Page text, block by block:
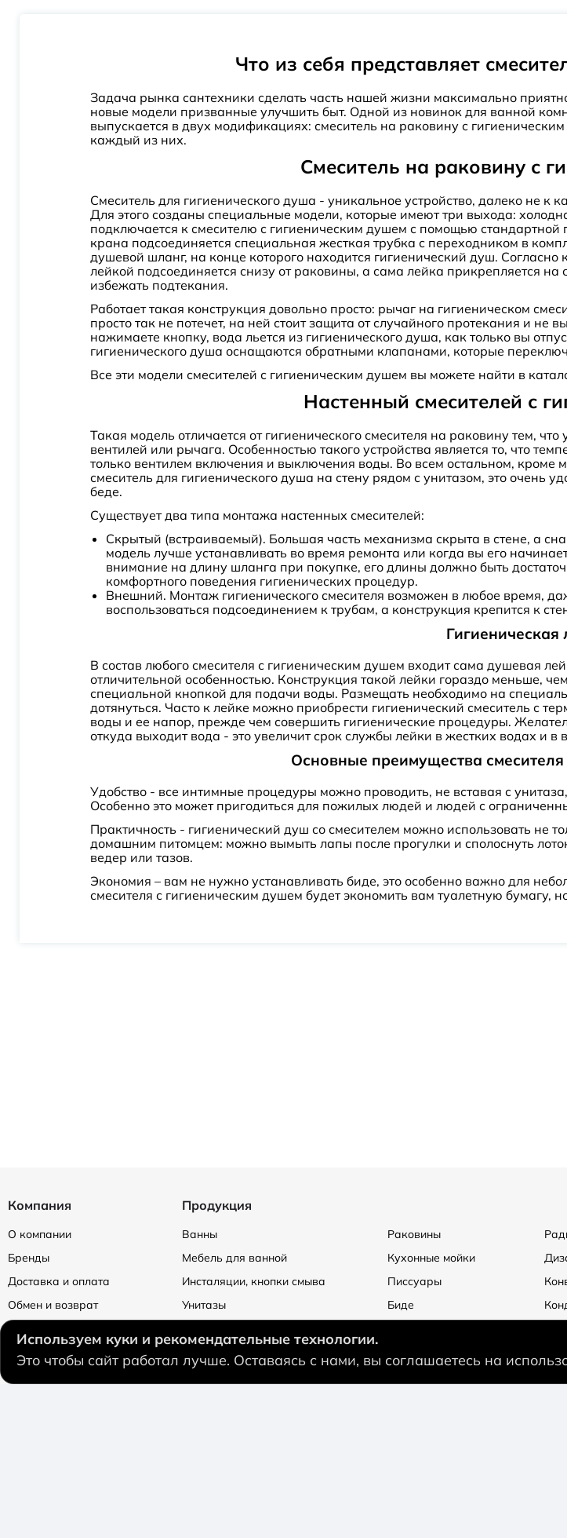
Idealspray
Plus Advance
Plus Grace
Plus Strike
RS27
RS29
RS45
Rund
S
Saale
Что из себя представляет
Задача рынка сантехники сделать часть нашей жизни максимально
новые модели призванные улучшить быт. Одной из новинок для ванной
выпускается в двух модификациях: смеситель на раковину с
каждый из них.
Смеситель на раковину с
Смеситель для гигиенического душа - уникальное устройство, далеко не
Для этого созданы специальные модели, которые имеют три выхода:
подключается к смесителю с гигиеническим душем с помощью
крана подсоединяется специальная жесткая трубка с переходником в
душевой шланг, на конце которого находится гигиенический душ.
лейкой подсоединяется снизу от раковины, а сама лейка прикрепляется
избежать подтекания.
Работает такая конструкция довольно просто: рычаг на гигиеническом
просто так не потечет, на ней стоит защита от случайного протекания и
нажимаете кнопку, вода льется из гигиенического душа, как только вы
гигиенического душа оснащаются обратными клапанами, которые
Все эти модели смесителей с гигиеническим душем вы можете найти в
Настенный смесителей с
Такая модель отличается от гигиенического смесителя на раковину тем,
вентилей или рычага. Особенностью такого устройства является то, что
только вентилем включения и выключения воды. Во всем остальном,
смеситель для гигиенического душа на стену рядом с унитазом, это очень
беде.
Существует два типа монтажа настенных смесителей:
Скрытый (встраиваемый). Большая часть механизма скрыта в стене, а
модель лучше устанавливать во время ремонта или когда вы его
внимание на длину шланга при покупке, его длины должно быть
комфортного поведения гигиенических процедур.
Внешний. Монтаж гигиенического смесителя возможен в любое время,
воспользоваться подсоединением к трубам, а конструкция крепится к
Гигиеническая
В состав любого смесителя с гигиеническим душем входит сама душевая
отличительной особенностью. Конструкция такой лейки гораздо меньше,
специальной кнопкой для подачи воды. Размещать необходимо на
дотянуться. Часто к лейке можно приобрести гигиенический смеситель с
воды и ее напор, прежде чем совершить гигиенические процедуры.
откуда выходит вода - это увеличит срок службы лейки в жестких водах и в
Основные преимущества
Удобство - все интимные процедуры можно проводить, не вставая с
Особенно это может пригодиться для пожилых людей и людей с
Практичность - гигиенический душ со смесителем можно использовать не
домашним питомцем: можно вымыть лапы после прогулки и сполоснуть
ведер или тазов.
Экономия – вам не нужно устанавливать биде, это особенно важно для
смесителя с гигиеническим душем будет экономить вам туалетную бумагу,
Компания
О компании
Бренды
Доставка и оплата
Обмен и возврат
Отзывы
Продукция
Ванны
Мебель для ванной
Инсталяции, кнопки смыва
Унитазы
Душевая программа
Раковины
Кухонные мойки
Писсуары
Биде
Керамическая плитка
Используем куки и рекомендательные технологии.
Это чтобы сайт работал лучше. Оставаясь с нами, вы соглашаетесь на